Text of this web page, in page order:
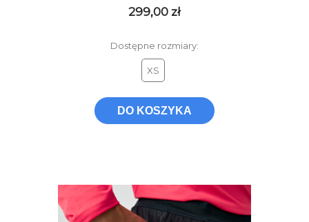
299,00 zł
Dostępne rozmiary:
XS
DO KOSZYKA